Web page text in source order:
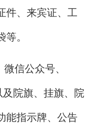
件、来宾证、工
。
微信公众号、
院旗、挂旗、 院
能指示牌、公告